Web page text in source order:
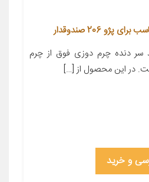
سر دنده چرم دوزی فوق از چرم
در این محصول از […]
و خرید